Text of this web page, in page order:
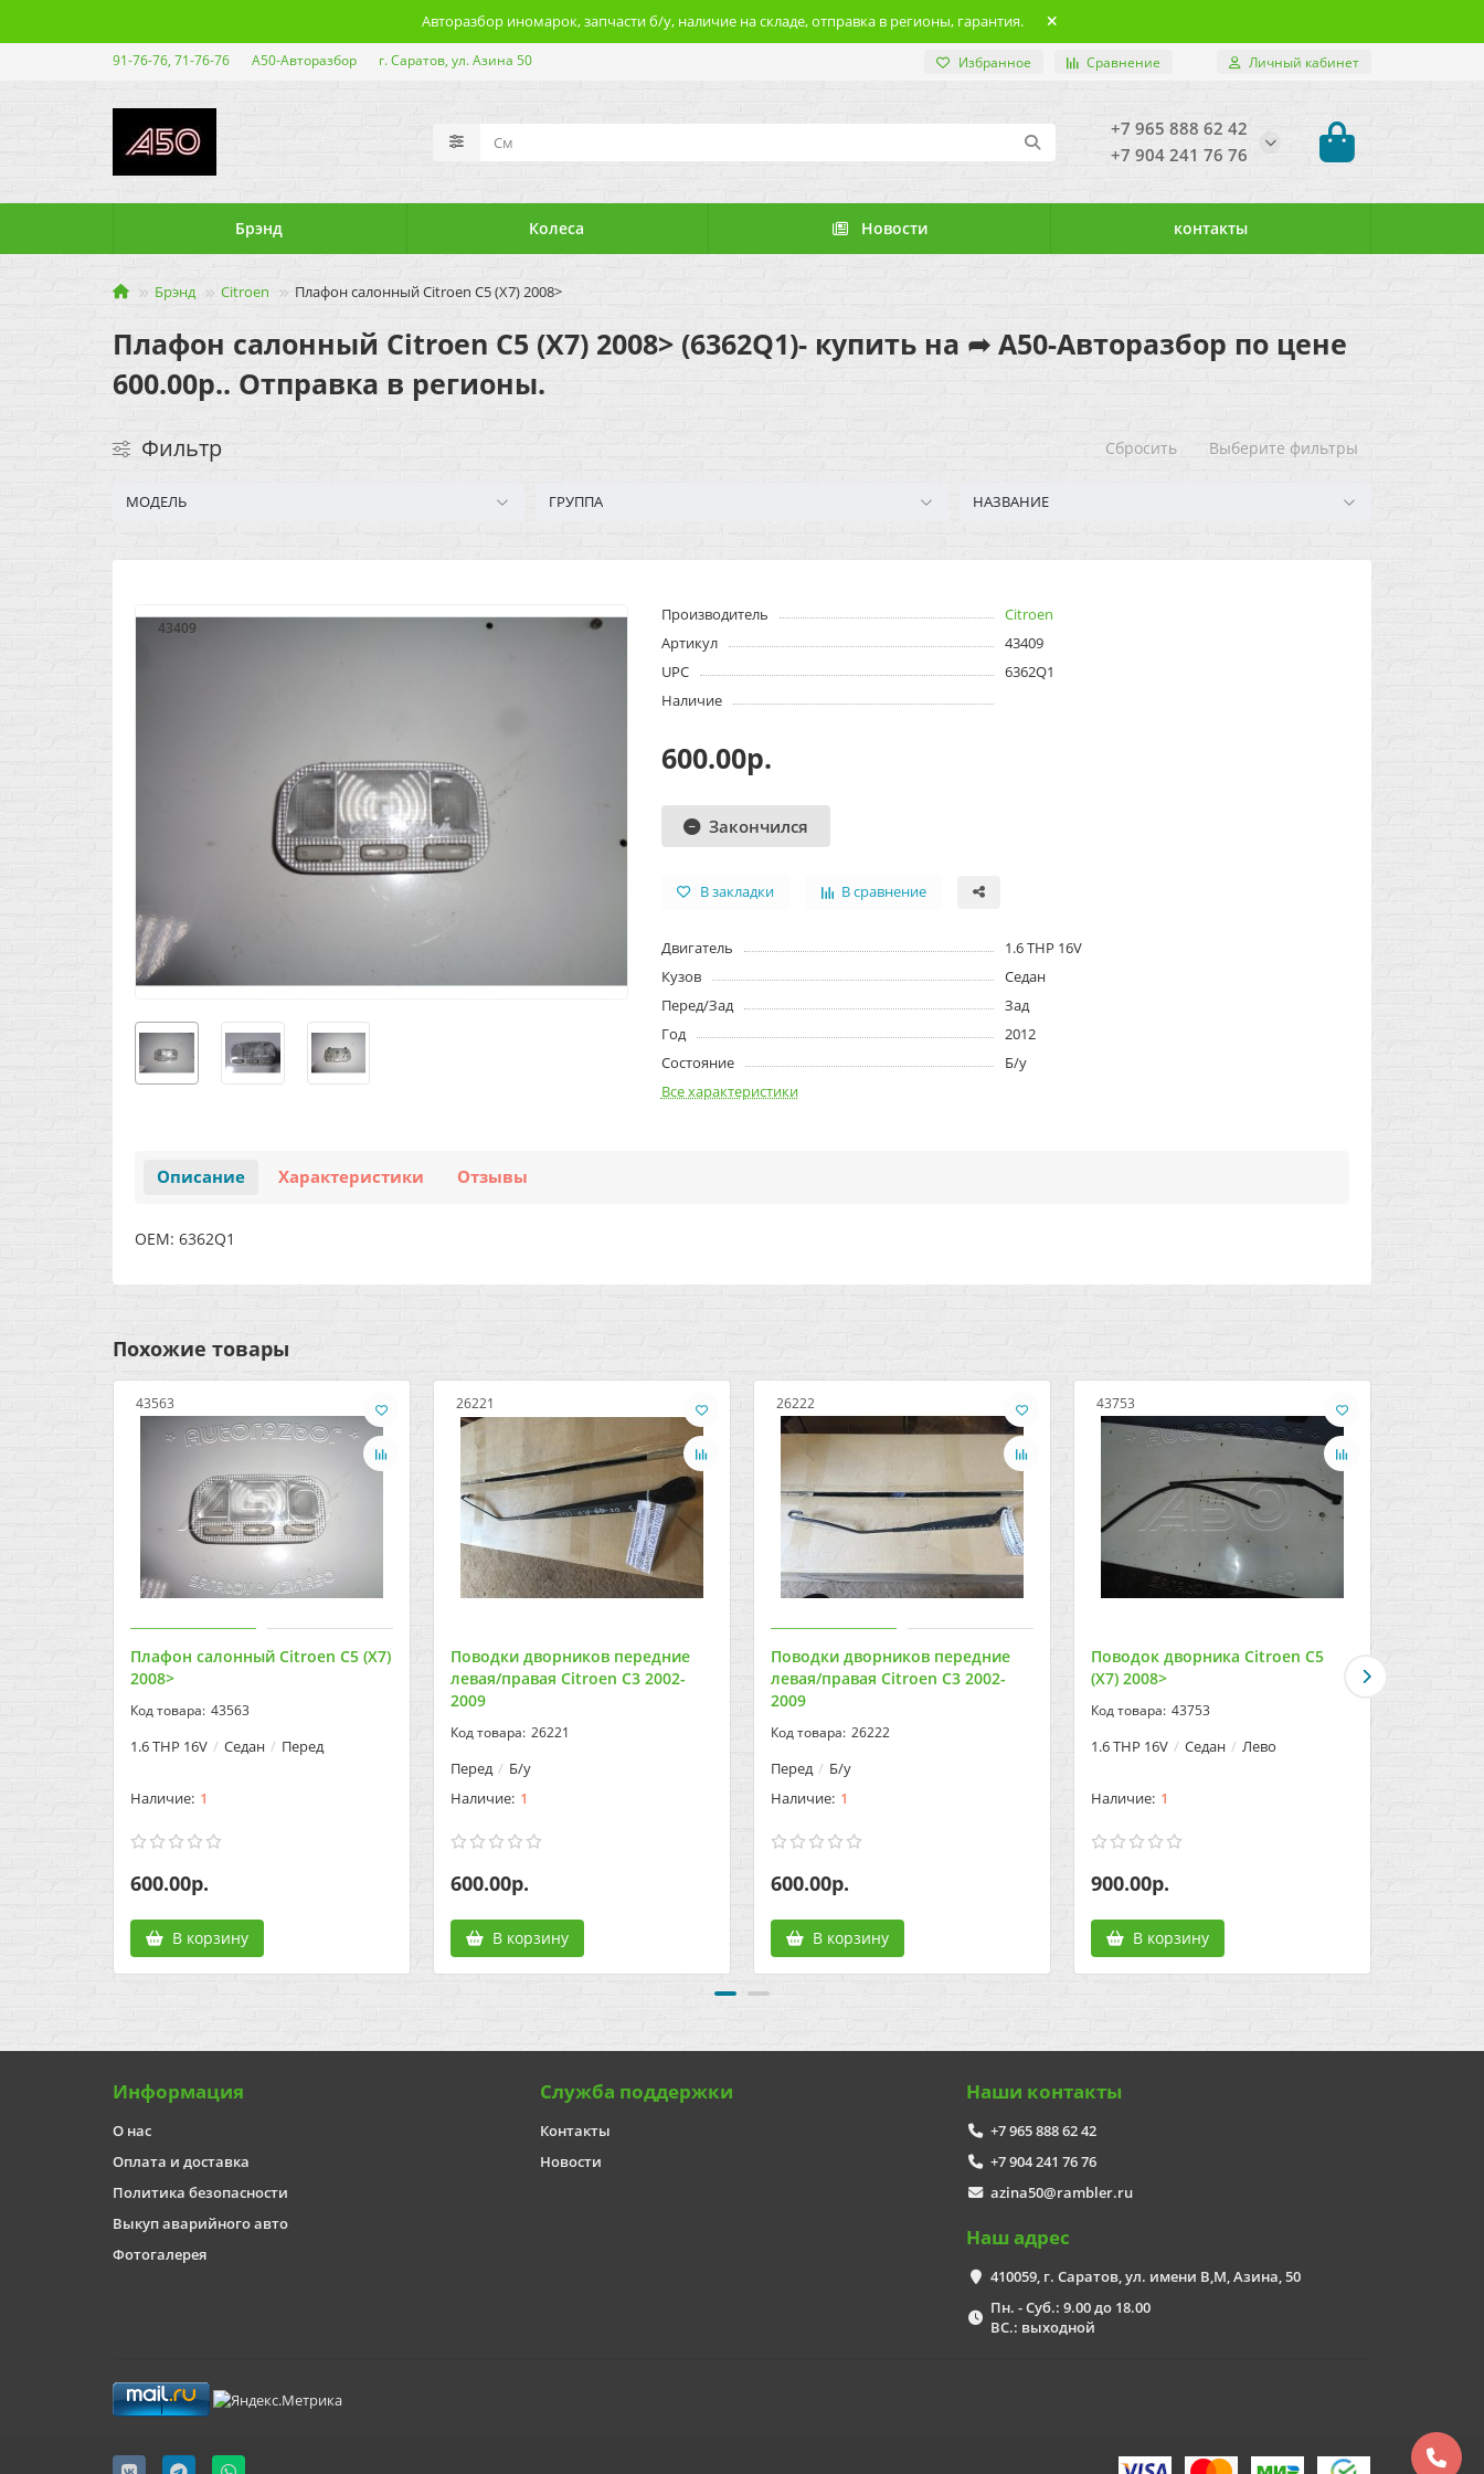
Авторазбор иномарок, запчасти б/у, наличие на складе, отправка в регионы, гарантия.
91-76-76, 71-76-76 А50-Авторазбор г. Саратов, ул. Азина 50 Избранное Сравнение Личный кабинет
+7 965 888 62 42
+7 904 241 76 76
Брэнд Колеса Новости контакты
Брэнд Citroen Плафон салонный Citroen C5 (X7) 2008>
Плафон салонный Citroen C5 (X7) 2008> (6362Q1)- купить на ➦ А50-Авторазбор по цене
600.00р.. Отправка в регионы.
Фильтр Сбросить Выберите фильтры
МОДЕЛЬ ГРУППА НАЗВАНИЕ
43409
Производитель
Citroen
Артикул
43409
UPC
6362Q1
Наличие
600.00р.
Закончился
В закладки В сравнение
Двигатель
1.6 THP 16V
Кузов
Седан
Перед/Зад
Зад
Год
2012
Состояние
Б/у
Все характеристики
Описание Характеристики Отзывы
OEM: 6362Q1
Похожие товары
43563
Плафон салонный Citroen C5 (X7)
2008>
43563
1.6 THP 16V Седан Перед
1
600.00р.
В корзину
26221
Поводки дворников передние
левая/правая Citroen C3 2002-
2009
26221
Перед Б/у
1
600.00р.
В корзину
26222
Поводки дворников передние
левая/правая Citroen C3 2002-
2009
26222
Перед Б/у
1
600.00р.
В корзину
43753
Поводок дворника Citroen C5
(X7) 2008>
43753
1.6 THP 16V Седан Лево
1
900.00р.
В корзину
Информация
О нас
Оплата и доставка
Политика безопасности
Выкуп аварийного авто
Фотогалерея
Служба поддержки
Контакты
Новости
Наши контакты
+7 965 888 62 42
+7 904 241 76 76
azina50@rambler.ru
Наш адрес
410059, г. Саратов, ул. имени В,М, Азина, 50
Пн. - Суб.: 9.00 до 18.00
ВС.: выходной